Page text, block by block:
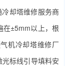
却塔维修服务商
在±5mm以上，根
机冷却塔维修厂
标线引导填料安